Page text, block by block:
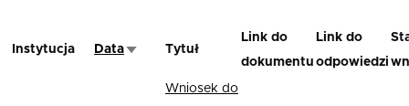
Instytucja DataSortuj rosnąco
Tytuł
Link do
dokumentu
Link do
odpowiedzi
Wniosek do